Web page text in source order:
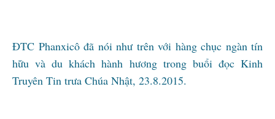
ĐTC Phanxicô đã nói như trên với hàng chục ngàn tín
hữu và du khách hành hương trong buổi đọc Kinh
Truyên Tin trưa Chúa Nhật, 23.8.2015.